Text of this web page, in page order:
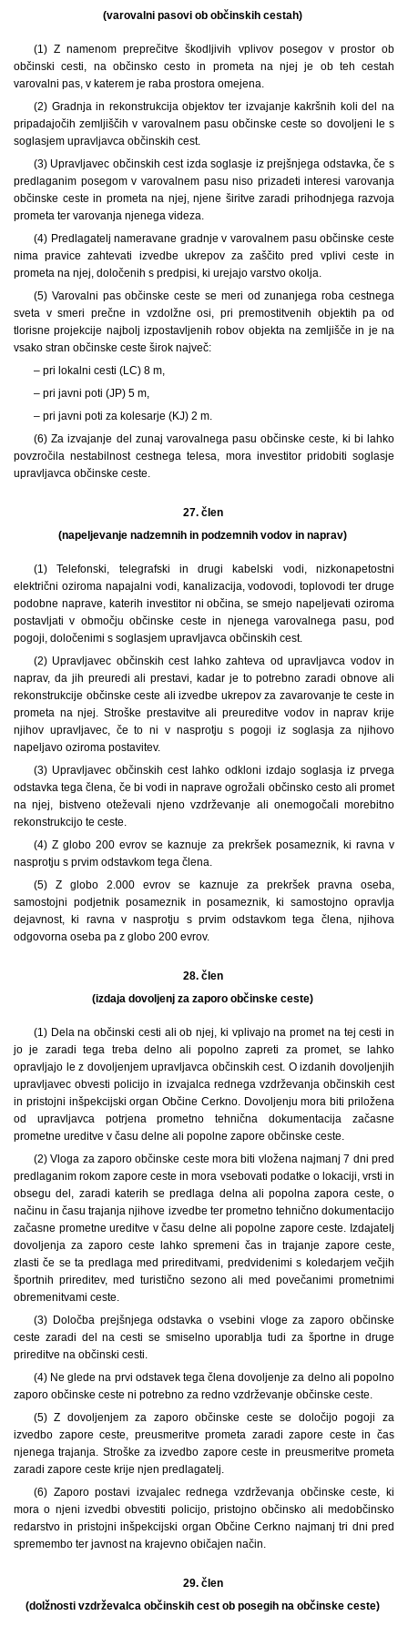
(varovalni pasovi ob občinskih cestah)
(1) Z namenom preprečitve škodljivih vplivov posegov v prostor ob
občinski cesti, na občinsko cesto in prometa na njej je ob teh cestah
varovalni pas, v katerem je raba prostora omejena.
(2) Gradnja in rekonstrukcija objektov ter izvajanje kakršnih koli del na
pripadajočih zemljiščih v varovalnem pasu občinske ceste so dovoljeni le s
soglasjem upravljavca občinskih cest.
(3) Upravljavec občinskih cest izda soglasje iz prejšnjega odstavka, če s
predlaganim posegom v varovalnem pasu niso prizadeti interesi varovanja
občinske ceste in prometa na njej, njene širitve zaradi prihodnjega razvoja
prometa ter varovanja njenega videza.
(4) Predlagatelj nameravane gradnje v varovalnem pasu občinske ceste
nima pravice zahtevati izvedbe ukrepov za zaščito pred vplivi ceste in
prometa na njej, določenih s predpisi, ki urejajo varstvo okolja.
(5) Varovalni pas občinske ceste se meri od zunanjega roba cestnega
sveta v smeri prečne in vzdolžne osi, pri premostitvenih objektih pa od
tlorisne projekcije najbolj izpostavljenih robov objekta na zemljišče in je na
vsako stran občinske ceste širok največ:
– pri lokalni cesti (LC) 8 m,
– pri javni poti (JP) 5 m,
– pri javni poti za kolesarje (KJ) 2 m.
(6) Za izvajanje del zunaj varovalnega pasu občinske ceste, ki bi lahko
povzročila nestabilnost cestnega telesa, mora investitor pridobiti soglasje
upravljavca občinske ceste.
27. člen
(napeljevanje nadzemnih in podzemnih vodov in naprav)
(1) Telefonski, telegrafski in drugi kabelski vodi, nizkonapetostni
električni oziroma napajalni vodi, kanalizacija, vodovodi, toplovodi ter druge
podobne naprave, katerih investitor ni občina, se smejo napeljevati oziroma
postavljati v območju občinske ceste in njenega varovalnega pasu, pod
pogoji, določenimi s soglasjem upravljavca občinskih cest.
(2) Upravljavec občinskih cest lahko zahteva od upravljavca vodov in
naprav, da jih preuredi ali prestavi, kadar je to potrebno zaradi obnove ali
rekonstrukcije občinske ceste ali izvedbe ukrepov za zavarovanje te ceste in
prometa na njej. Stroške prestavitve ali preureditve vodov in naprav krije
njihov upravljavec, če to ni v nasprotju s pogoji iz soglasja za njihovo
napeljavo oziroma postavitev.
(3) Upravljavec občinskih cest lahko odkloni izdajo soglasja iz prvega
odstavka tega člena, če bi vodi in naprave ogrožali občinsko cesto ali promet
na njej, bistveno oteževali njeno vzdrževanje ali onemogočali morebitno
rekonstrukcijo te ceste.
(4) Z globo 200 evrov se kaznuje za prekršek posameznik, ki ravna v
nasprotju s prvim odstavkom tega člena.
(5) Z globo 2.000 evrov se kaznuje za prekršek pravna oseba,
samostojni podjetnik posameznik in posameznik, ki samostojno opravlja
dejavnost, ki ravna v nasprotju s prvim odstavkom tega člena, njihova
odgovorna oseba pa z globo 200 evrov.
28. člen
(izdaja dovoljenj za zaporo občinske ceste)
(1) Dela na občinski cesti ali ob njej, ki vplivajo na promet na tej cesti in
jo je zaradi tega treba delno ali popolno zapreti za promet, se lahko
opravljajo le z dovoljenjem upravljavca občinskih cest. O izdanih dovoljenjih
upravljavec obvesti policijo in izvajalca rednega vzdrževanja občinskih cest
in pristojni inšpekcijski organ Občine Cerkno. Dovoljenju mora biti priložena
od upravljavca potrjena prometno tehnična dokumentacija začasne
prometne ureditve v času delne ali popolne zapore občinske ceste.
(2) Vloga za zaporo občinske ceste mora biti vložena najmanj 7 dni pred
predlaganim rokom zapore ceste in mora vsebovati podatke o lokaciji, vrsti in
obsegu del, zaradi katerih se predlaga delna ali popolna zapora ceste, o
načinu in času trajanja njihove izvedbe ter prometno tehnično dokumentacijo
začasne prometne ureditve v času delne ali popolne zapore ceste. Izdajatelj
dovoljenja za zaporo ceste lahko spremeni čas in trajanje zapore ceste,
zlasti če se ta predlaga med prireditvami, predvidenimi s koledarjem večjih
športnih prireditev, med turistično sezono ali med povečanimi prometnimi
obremenitvami ceste.
(3) Določba prejšnjega odstavka o vsebini vloge za zaporo občinske
ceste zaradi del na cesti se smiselno uporablja tudi za športne in druge
prireditve na občinski cesti.
(4) Ne glede na prvi odstavek tega člena dovoljenje za delno ali popolno
zaporo občinske ceste ni potrebno za redno vzdrževanje občinske ceste.
(5) Z dovoljenjem za zaporo občinske ceste se določijo pogoji za
izvedbo zapore ceste, preusmeritve prometa zaradi zapore ceste in čas
njenega trajanja. Stroške za izvedbo zapore ceste in preusmeritve prometa
zaradi zapore ceste krije njen predlagatelj.
(6) Zaporo postavi izvajalec rednega vzdrževanja občinske ceste, ki
mora o njeni izvedbi obvestiti policijo, pristojno občinsko ali medobčinsko
redarstvo in pristojni inšpekcijski organ Občine Cerkno najmanj tri dni pred
spremembo ter javnost na krajevno običajen način.
29. člen
(dolžnosti vzdrževalca občinskih cest ob posegih na občinske ceste)